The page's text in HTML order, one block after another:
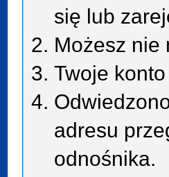
się lub
Możesz nie
Twoje
adresu
odnośnika.